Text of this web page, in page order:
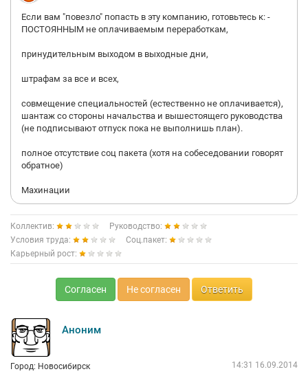
Если вам "повезло" попасть в эту компанию, готовьтесь к: -
ПОСТОЯННЫМ не оплачиваемым переработкам,
принудительным выходом в выходные дни,
штрафам за все и всех,
совмещение специальностей (естественно не оплачивается),
шантаж со стороны начальства и вышестоящего руководства
(не подписывают отпуск пока не выполнишь план).
полное отсутствие соц пакета (хотя на собеседовании говорят
обратное)
Махинации
Коллектив:
Руководство:
Условия труда:
Соц.пакет:
Карьерный рост:
Согласен Не согласен Ответить
Аноним
Город: Новосибирск 14:31 16.09.2014